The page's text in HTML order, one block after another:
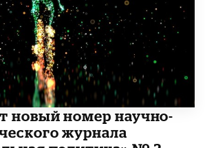
новый номер научно-
журнала